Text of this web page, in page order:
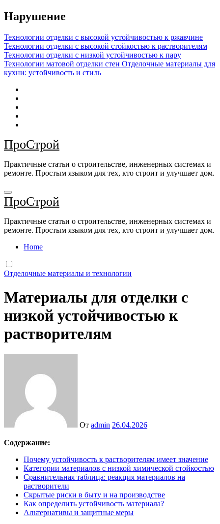
Перейти
к
Нарушение
Технологии отделки с высокой устойчивостью к ржавчине
Технологии отделки с высокой стойкостью к растворителям
Технологии отделки с низкой устойчивостью к пару
Технологии матовой отделки стен Отделочные материалы для
кухни: устойчивость и стиль
ПроСтрой
Практичные статьи о строительстве, инженерных системах и
ремонте. Простым языком для тех, кто строит и улучшает дом.
ПроСтрой
Практичные статьи о строительстве, инженерных системах и
ремонте. Простым языком для тех, кто строит и улучшает дом.
Home
Отделочные материалы и технологии
Материалы для отделки с
низкой устойчивостью к
растворителям
От admin 26.04.2026
Содержание:
Почему устойчивость к растворителям имеет значение
Категории материалов с низкой химической стойкостью
Сравнительная таблица: реакция материалов на
растворители
Скрытые риски в быту и на производстве
Как определить устойчивость материала?
Альтернативы и защитные меры